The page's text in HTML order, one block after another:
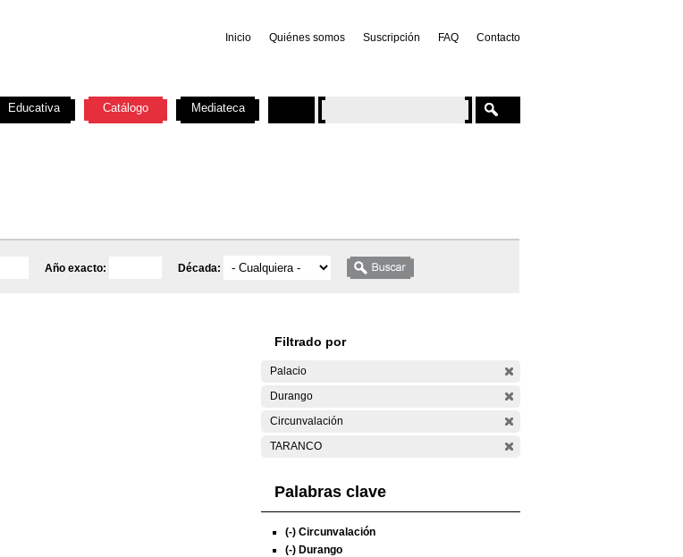
Inicio Quiénes somos Suscripción FAQ Contacto
Año exacto: Década:
Filtrado por
Palacio
Durango
Circunvalación
TARANCO
Palabras clave
(-) Circunvalación
(-) Durango
Educativa Catálogo Mediateca